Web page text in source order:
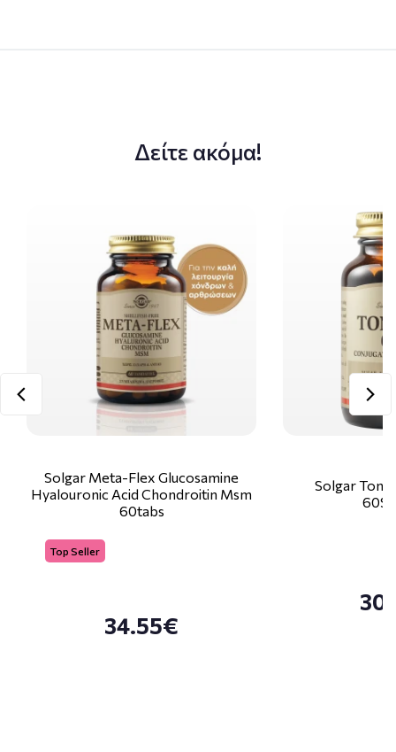
Δείτε ακόμα!
Solgar Meta-Flex Glucosamine
Hyalouronic Acid Chondroitin Msm
60tabs
Top Seller
34.55€
Solgar